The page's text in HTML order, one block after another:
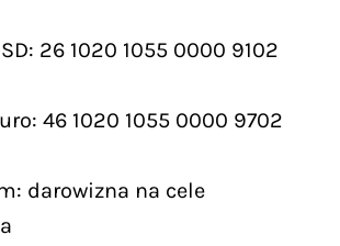
26 1020 1055 0000 9102
46 1020 1055 0000 9702
darowizna na cele